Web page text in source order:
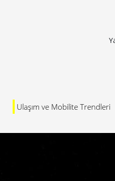
Ulaşım ve Mobilite Trendleri